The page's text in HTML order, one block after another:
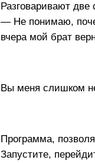
Разговаривают две
— Не понимаю,
вчера мой брат
Вы меня слишком
Программа,
Запустите,